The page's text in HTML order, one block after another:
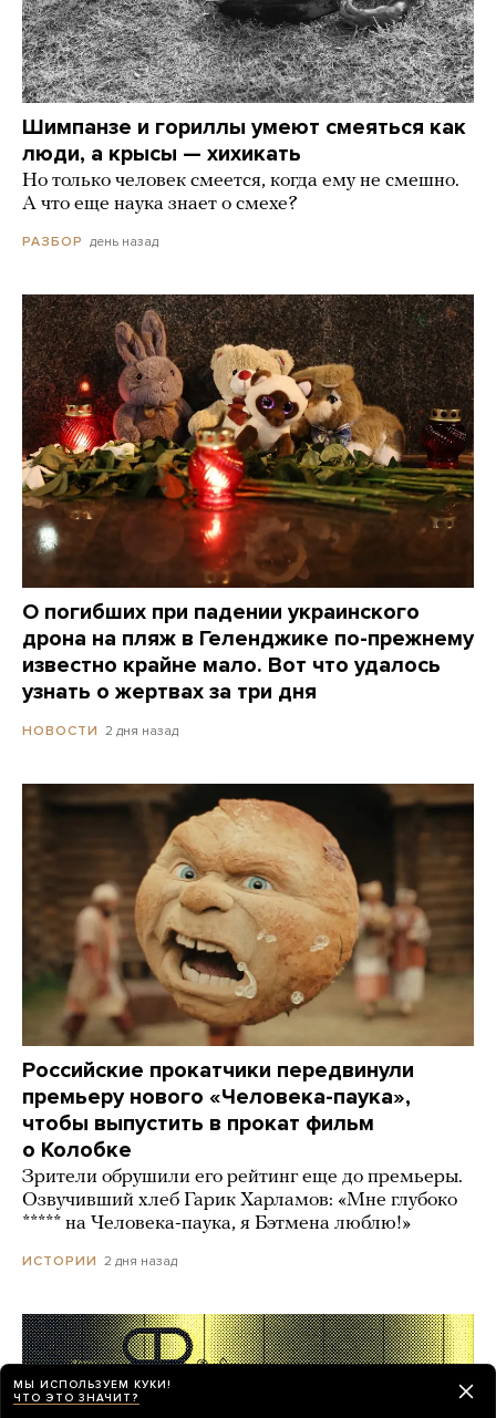
Шимпанзе и гориллы умеют смеяться как
люди, а крысы — хихикать
Но только человек смеется, когда ему не смешно.
А что еще наука знает о смехе?
РАЗБОР день назад
О погибших при падении украинского
дрона на пляж в Геленджике по-прежнему
известно крайне мало. Вот что удалось
узнать о жертвах за три дня
НОВОСТИ 2 дня назад
Российские прокатчики передвинули
премьеру нового «Человека-паука»,
чтобы выпустить в прокат фильм
о Колобке
Зрители обрушили его рейтинг еще до премьеры.
Озвучивший хлеб Гарик Харламов: «Мне глубоко
***** на Человека-паука, я Бэтмена люблю!»
ИСТОРИИ 2 дня назад
МЫ ИСПОЛЬЗУЕМ КУКИ!
ЧТО ЭТО ЗНАЧИТ?